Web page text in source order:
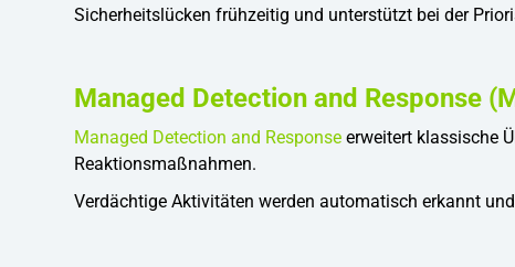
Sicherheitslücken frühzeitig und unterstützt bei der
Managed Detection and Response
Managed Detection and Response erweitert klassische
Reaktionsmaßnahmen.
Verdächtige Aktivitäten werden automatisch erkannt